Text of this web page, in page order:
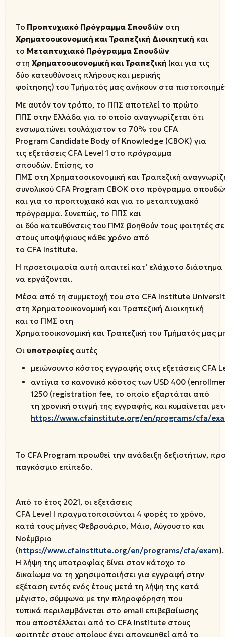
To Προπτυχιακό Πρόγραμμα Σπουδών στη
Χρηματοοικονομική και Τραπεζική Διοικητική και
το Μεταπτυχιακό Πρόγραμμα Σπουδών
στη Χρηματοοικονομική και Τραπεζική (και για τις
δύο κατευθύνσεις πλήρους και μερικής
φοίτησης) του Τμήματός μας ανήκουν στα
Με αυτόν τον τρόπο, το ΠΠΣ αποτελεί το πρώτο
ΠΠΣ στην Ελλάδα για το οποίο αναγνωρίζεται ότι
ενσωματώνει τουλάχιστον το 70% του CFA
Program Candidate Body of Knowledge (CBOK) για
τις εξετάσεις CFA Level 1 στο πρόγραμμα
σπουδών. Επίσης, το
ΠΜΣ στη Χρηματοοικονομική και Τραπεζική
συνολικού CFA Program CBOK στο πρόγραμμα
και για το προπτυχιακό και για το μεταπτυχιακό
πρόγραμμα. Συνεπώς, το ΠΠΣ και
οι δύο κατευθύνσεις του ΠΜΣ βοηθούν τους φοιτητές
στους υποψήφιους κάθε χρόνο από
το CFA Institute.
Η προετοιμασία αυτή απαιτεί κατ’ ελάχιστο
να εργάζονται.
Μέσα από τη συμμετοχή του στο CFA Institute
στη Χρηματοοικονομική και Τραπεζική Διοικητική
και το ΠΜΣ στη
Χρηματοοικονομική και Τραπεζική του Τμήματός μας
Οι υποτροφίες αυτές
μειώνουντο κόστος εγγραφής στις εξετάσεις
αντίγια το κανονικό κόστος των USD 400
1250 (registration fee, το οποίο εξαρτάται από
τη χρονική στιγμή της εγγραφής, και κυμαίνεται
https://www.cfainstitute.org/en/programs/cfa/
Το CFA Program προωθεί την ανάδειξη δεξιοτήτων,
παγκόσμιο επίπεδο.
Από το έτος 2021, οι εξετάσεις
CFA Level I πραγματοποιούνται 4 φορές το χρόνο,
κατά τους μήνες Φεβρουάριο, Μάιο, Αύγουστο και
Νοέμβριο
(https://www.cfainstitute.org/en/programs/cfa/exam).
Η λήψη της υποτροφίας δίνει στον κάτοχο το
δικαίωμα να τη χρησιμοποιήσει για εγγραφή στην
εξέταση εντός ενός έτους μετά τη λήψη της κατά
μέγιστο, σύμφωνα με την πληροφόρηση που
τυπικά περιλαμβάνεται στο email επιβεβαίωσης
που αποστέλλεται από το CFA Institute στους
φοιτητές στους οποίους έχει απονεμηθεί από το